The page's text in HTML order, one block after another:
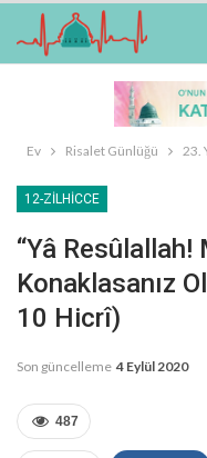
Ev Risalet Günlüğü 23.
12-ZILHICCE
“Yâ
Konaklasanız
10 Hicrî)
Son güncelleme 4 Eylül 2020
487